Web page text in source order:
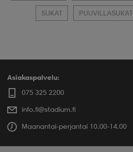
SUKAT PUUVILLASUKAT
Asiakaspalvelu:
075 325 2200
info.fi@stadium.fi
Maanantai-perjantai 10.00-14.00